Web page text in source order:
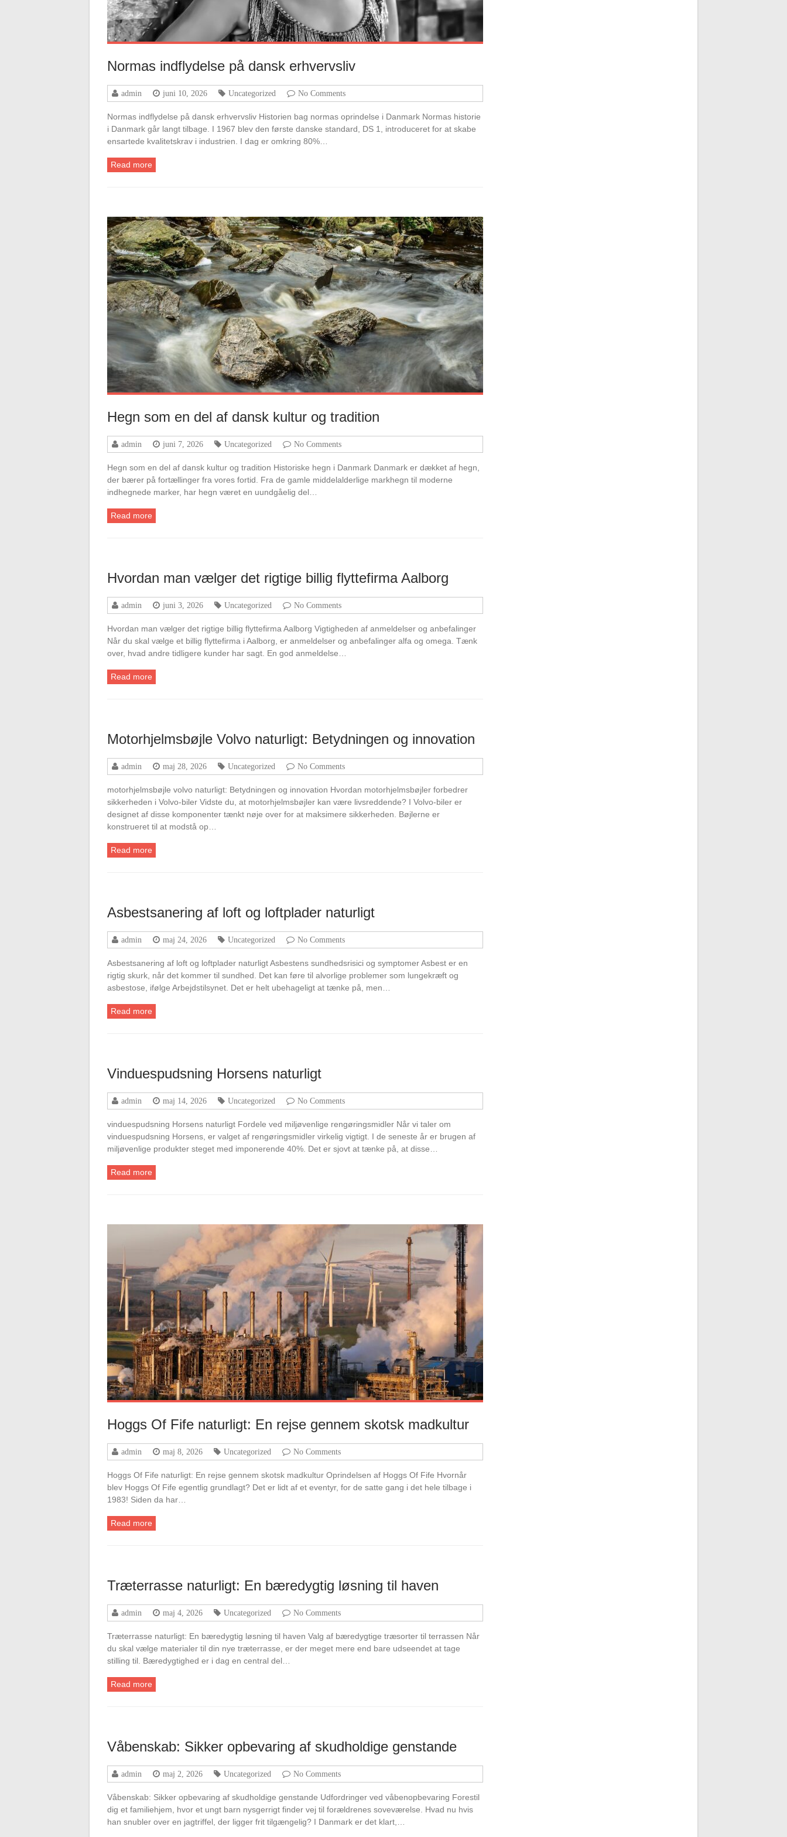
Normas indflydelse på dansk erhvervsliv
admin juni 10, 2026 Uncategorized No Comments
Normas indflydelse på dansk erhvervsliv Historien bag normas oprindelse i Danmark Normas historie
i Danmark går langt tilbage. I 1967 blev den første danske standard, DS 1, introduceret for at skabe
ensartede kvalitetskrav i industrien. I dag er omkring 80%…
Read more
Hegn som en del af dansk kultur og tradition
admin juni 7, 2026 Uncategorized No Comments
Hegn som en del af dansk kultur og tradition Historiske hegn i Danmark Danmark er dækket af hegn,
der bærer på fortællinger fra vores fortid. Fra de gamle middelalderlige markhegn til moderne
indhegnede marker, har hegn været en uundgåelig del…
Read more
Hvordan man vælger det rigtige billig flyttefirma Aalborg
admin juni 3, 2026 Uncategorized No Comments
Hvordan man vælger det rigtige billig flyttefirma Aalborg Vigtigheden af anmeldelser og anbefalinger
Når du skal vælge et billig flyttefirma i Aalborg, er anmeldelser og anbefalinger alfa og omega. Tænk
over, hvad andre tidligere kunder har sagt. En god anmeldelse…
Read more
Motorhjelmsbøjle Volvo naturligt: Betydningen og innovation
admin maj 28, 2026 Uncategorized No Comments
motorhjelmsbøjle volvo naturligt: Betydningen og innovation Hvordan motorhjelmsbøjler forbedrer
sikkerheden i Volvo-biler Vidste du, at motorhjelmsbøjler kan være livsreddende? I Volvo-biler er
designet af disse komponenter tænkt nøje over for at maksimere sikkerheden. Bøjlerne er
konstrueret til at modstå op…
Read more
Asbestsanering af loft og loftplader naturligt
admin maj 24, 2026 Uncategorized No Comments
Asbestsanering af loft og loftplader naturligt Asbestens sundhedsrisici og symptomer Asbest er en
rigtig skurk, når det kommer til sundhed. Det kan føre til alvorlige problemer som lungekræft og
asbestose, ifølge Arbejdstilsynet. Det er helt ubehageligt at tænke på, men…
Read more
Vinduespudsning Horsens naturligt
admin maj 14, 2026 Uncategorized No Comments
vinduespudsning Horsens naturligt Fordele ved miljøvenlige rengøringsmidler Når vi taler om
vinduespudsning Horsens, er valget af rengøringsmidler virkelig vigtigt. I de seneste år er brugen af
miljøvenlige produkter steget med imponerende 40%. Det er sjovt at tænke på, at disse…
Read more
Hoggs Of Fife naturligt: En rejse gennem skotsk madkultur
admin maj 8, 2026 Uncategorized No Comments
Hoggs Of Fife naturligt: En rejse gennem skotsk madkultur Oprindelsen af Hoggs Of Fife Hvornår
blev Hoggs Of Fife egentlig grundlagt? Det er lidt af et eventyr, for de satte gang i det hele tilbage i
1983! Siden da har…
Read more
Træterrasse naturligt: En bæredygtig løsning til haven
admin maj 4, 2026 Uncategorized No Comments
Træterrasse naturligt: En bæredygtig løsning til haven Valg af bæredygtige træsorter til terrassen Når
du skal vælge materialer til din nye træterrasse, er der meget mere end bare udseendet at tage
stilling til. Bæredygtighed er i dag en central del…
Read more
Våbenskab: Sikker opbevaring af skudholdige genstande
admin maj 2, 2026 Uncategorized No Comments
Våbenskab: Sikker opbevaring af skudholdige genstande Udfordringer ved våbenopbevaring Forestil
dig et familiehjem, hvor et ungt barn nysgerrigt finder vej til forældrenes soveværelse. Hvad nu hvis
han snubler over en jagtriffel, der ligger frit tilgængelig? I Danmark er det klart,…